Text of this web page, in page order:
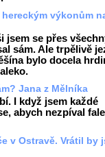
výkonům
jsem se přes
sám. Ale trpělivě
bylo docela
Jana z Mělníka
I když jsem každé
abych nezpíval
v Ostravě. Vrátil by